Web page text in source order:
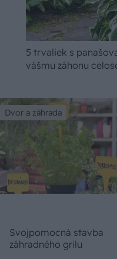
5 trvaliek s
vášmu záhonu
Dvor a záhrada
Svojpomocná stavba
záhradného grilu